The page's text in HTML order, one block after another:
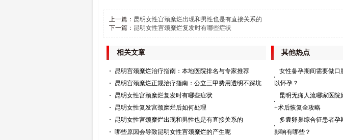
上一篇： 昆明女性宫颈糜烂出现和男性也是有直接关系的
下一篇： 昆明女性宫颈糜烂复发时有哪些症状
相关文章
昆明宫颈糜烂治疗指南：本地医院排名与专家推荐
昆明宫颈糜烂正规治疗指南：公立三甲费用透明不踩坑
昆明女性宫颈糜烂复发时有哪些症状
昆明女性复发宫颈糜烂后如何处理
昆明女性宫颈糜烂出现和男性也是有直接关系的
哪些原因会导致昆明女性宫颈糜烂的产生呢
其他热点
女性备孕期间需要做口
以怀孕？
昆明无痛人流哪家医院
+术后恢复全攻略
多囊卵巢综合征患者孕
影响有哪些？